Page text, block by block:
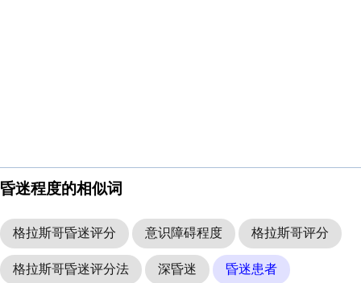
昏迷程度的相似词
格拉斯哥昏迷评分 意识障碍程度 格拉斯哥评分
格拉斯哥昏迷评分法 深昏迷 昏迷患者